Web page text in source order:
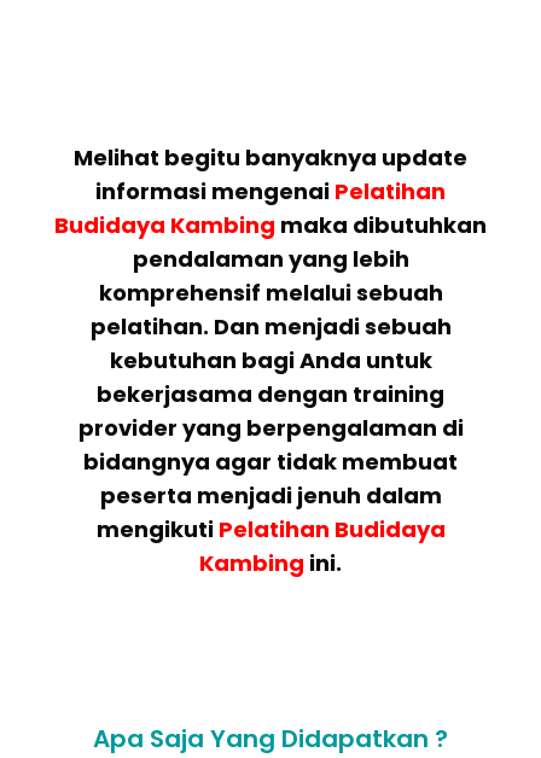
Melihat begitu banyaknya update
informasi mengenai Pelatihan
Budidaya Kambing maka dibutuhkan
pendalaman yang lebih
komprehensif melalui sebuah
pelatihan. Dan menjadi sebuah
kebutuhan bagi Anda untuk
bekerjasama dengan training
provider yang berpengalaman di
bidangnya agar tidak membuat
peserta menjadi jenuh dalam
mengikuti Pelatihan Budidaya
Kambing ini.
Apa Saja Yang Didapatkan ?